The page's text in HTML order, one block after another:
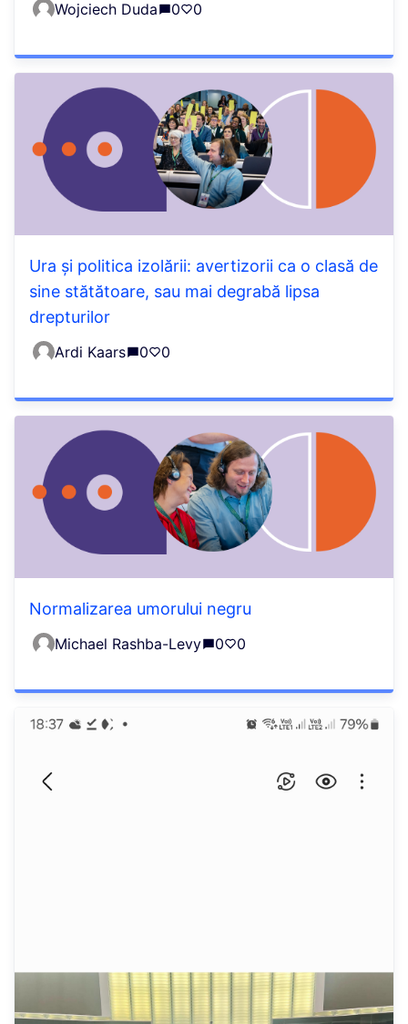
Wojciech Duda 0 0
Ura și politica izolării: avertizorii ca o clasă de
sine stătătoare, sau mai degrabă lipsa
drepturilor
Ardi Kaars 0 0
Normalizarea umorului negru
Michael Rashba-Levy 0 0